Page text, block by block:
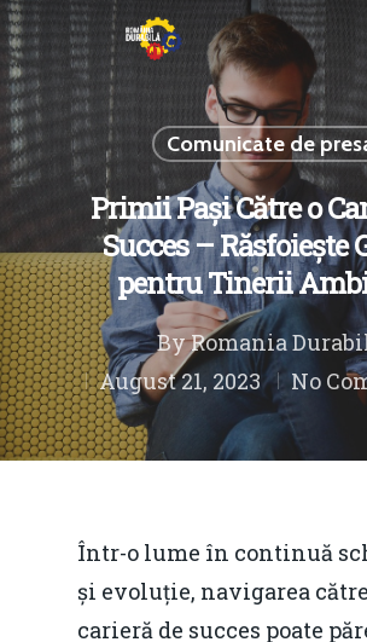
Hit enter to search or ESC to
Comunicate de
Primii Pași Către o
Succes – Răsfoiește
pentru Tinerii
ByRomania
August 21, 2023
No
Într-o lume în continuă
și evoluție, navigarea
carieră de succes poate